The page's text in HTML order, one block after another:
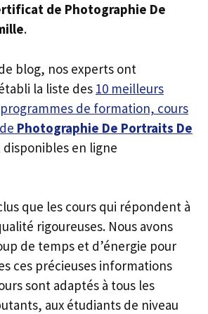
de Photographie De
.
blog, nos experts ont
la liste des 10 meilleurs
de formation, cours
Photographie De Portraits De
disponibles en ligne
que les cours qui répondent à
rigoureuses. Nous avons
de temps et d’énergie pour
ces précieuses informations
sont adaptés à tous les
aux étudiants de niveau